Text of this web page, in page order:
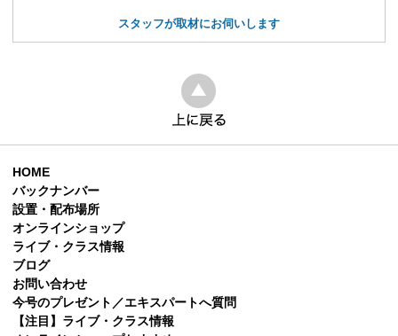
スタッフが取材にお伺いします
HOME
バックナンバー
設置・配布場所
オンラインショップ
ライブ・クラス情報
ブログ
お問い合わせ
今号のプレゼント／エキスパートへ質問
【注目】ライブ・クラス情報